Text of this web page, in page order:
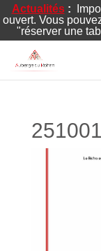
Actualités:
ouvert. Vous
"réserver une